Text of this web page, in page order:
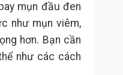
mụn đầu đen
như mụn viêm,
hơn. Bạn cần
như các cách